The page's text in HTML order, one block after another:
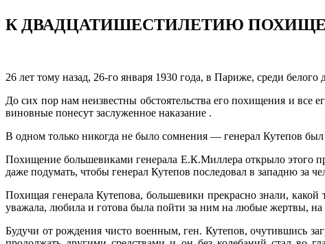
К ДВАДЦАТИШЕСТИЛЕТИЮ
26 лет тому назад, 26-го января 1930 года, в Париже, среди
До сих пор нам неизвестны обстоятельства его похищения и все
виновные понесут заслуженное наказание .
В одном только никогда не было сомнения — генерал Кутепов
Похищение большевиками генерала Е.К.Миллера открыло этого
даже подумать, чтобы генерал Кутепов последовал в западню за
Похищая генерала Кутепова, большевики прекрасно знали,
уважала, любила и готова была пойти за ним на любые жертвы,
Будучи от рождения чисто военным, ген. Кутепов, очутившись